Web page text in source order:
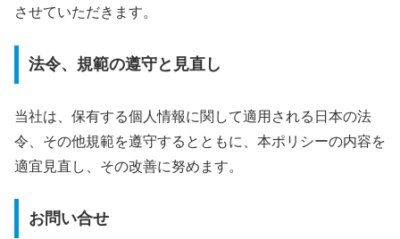
させていただきます。
法令、規範の遵守と見直し
当社は、保有する個人情報に関して適用される日本の法
令、その他規範を遵守するとともに、本ポリシーの内容を
適宜見直し、その改善に努めます。
お問い合せ